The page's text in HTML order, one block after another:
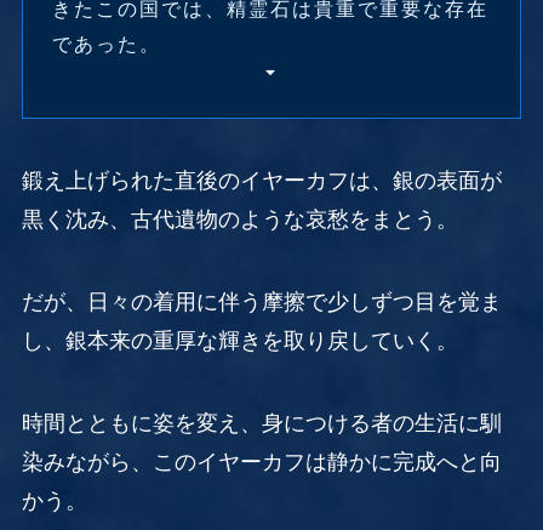
きたこの国では、精霊石は貴重で重要な存在
であった。
鍛え上げられた直後のイヤーカフは、銀の表面が
黒く沈み、古代遺物のような哀愁をまとう。
だが、日々の着用に伴う摩擦で少しずつ目を覚ま
し、銀本来の重厚な輝きを取り戻していく。
時間とともに姿を変え、身につける者の生活に馴
染みながら、このイヤーカフは静かに完成へと向
かう。